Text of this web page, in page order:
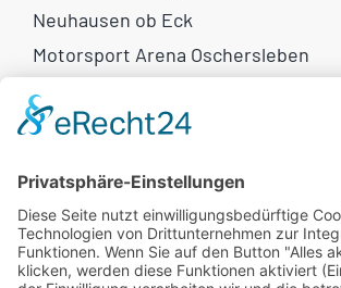
Neuhausen ob Eck
Motorsport Arena Oschersleben
Weitere Links
Eventkalender
Newsletter
Flammkuchen